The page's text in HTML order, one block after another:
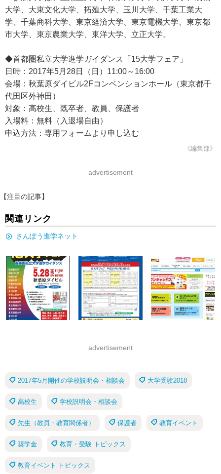
大学、大東文化大学、拓殖大学、玉川大学、千葉工業大
学、千葉商科大学、東京経済大学、東京電機大学、東京都
市大学、東京農業大学、東洋大学、立正大学。
◆首都圏私立大学進学ガイダンス「15大学フェア」
日時：2017年5月28日（日）11:00～16:00
会場：秋葉原ダイビル2Fコンベンションホール（東京都千
代田区外神田）
対象：高校生、既卒者、教員、保護者
入場料：無料（入退場自由）
申込方法：専用フォームより申し込む
《編集部》
advertisement
【注目の記事】
関連リンク
さんぽう進学ネット
advertisement
2017年5月開催の学校説明会・相談会 大学受験2018
高校生 学校説明会・相談会
先生（教員・教育関係者） 保護者 教育イベント
奨学金 教育・受験 トピックス
教育イベント トピックス